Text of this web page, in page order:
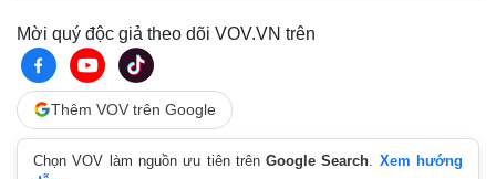
Tỷ giá
Mời quý độc giả theo dõi VOV.VN trên
Thêm VOV trên Google
Chọn VOV làm nguồn ưu tiên trênGoogle Search
Xem hướng